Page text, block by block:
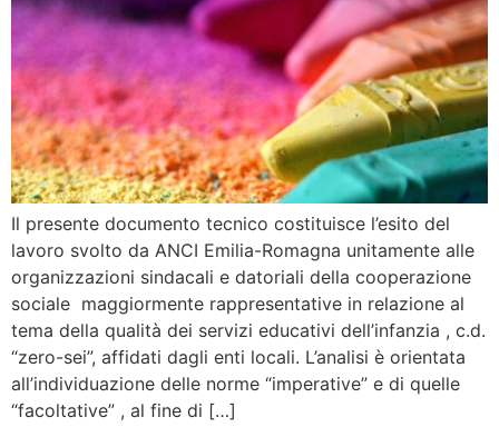
Il presente documento tecnico costituisce l’esito del
lavoro svolto da ANCI Emilia-Romagna unitamente alle
organizzazioni sindacali e datoriali della cooperazione
sociale maggiormente rappresentative in relazione al
tema della qualità dei servizi educativi dell’infanzia , c.d.
“zero-sei”, affidati dagli enti locali. L’analisi è orientata
all’individuazione delle norme “imperative” e di quelle
“facoltative” , al fine di […]